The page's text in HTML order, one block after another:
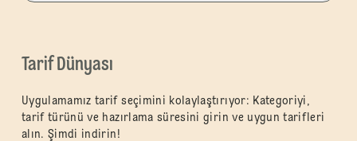
Tarif Dünyası
Uygulamamız tarif seçimini kolaylaştırıyor: Kategoriyi,
tarif türünü ve hazırlama süresini girin ve uygun tarifleri
alın. Şimdi indirin!